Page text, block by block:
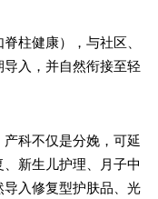
柱健康），与社区、
入，并自然衔接至轻
科不仅是分娩，可延
新生儿护理、月子中
入修复型护肤品、光